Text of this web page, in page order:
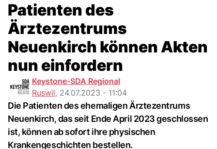
Patienten des
Ärztezentrums
Neuenkirch können Akten
nun einfordern
Keystone-SDA Regional
Ruswil, 24.07.2023 - 11:04
Die Patienten des ehemaligen Ärztezentrums
Neuenkirch, das seit Ende April 2023 geschlossen
ist, können ab sofort ihre physischen
Krankengeschichten bestellen.